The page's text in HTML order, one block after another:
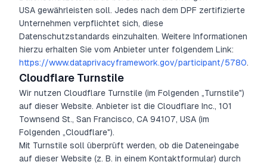
USA gewährleisten soll. Jedes nach dem DPF zertifizierte
Unternehmen verpflichtet sich, diese
Datenschutzstandards einzuhalten. Weitere Informationen
hierzu erhalten Sie vom Anbieter unter folgendem Link:
https://www.dataprivacyframework.gov/participant/5780.
Cloudflare Turnstile
Wir nutzen Cloudflare Turnstile (im Folgenden „Turnstile")
auf dieser Website. Anbieter ist die Cloudflare Inc., 101
Townsend St., San Francisco, CA 94107, USA (im
Folgenden „Cloudflare").
Mit Turnstile soll überprüft werden, ob die Dateneingabe
auf dieser Website (z. B. in einem Kontaktformular) durch